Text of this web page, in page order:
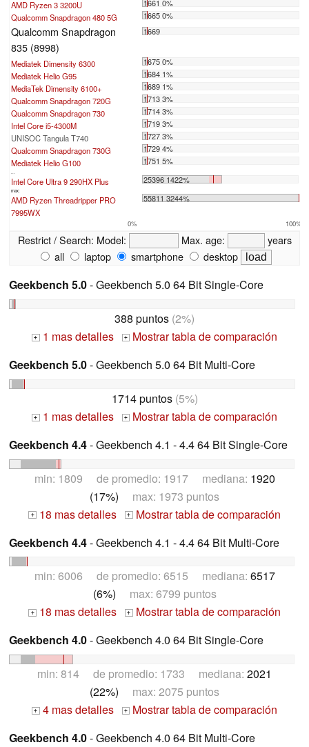
AMD Ryzen 3 3200U
1661 0%
Qualcomm Snapdragon 480 5G
1665 0%
Qualcomm Snapdragon
835 (8998)
1669
Mediatek Dimensity 6300
1675 0%
Mediatek Helio G95
1684 1%
MediaTek Dimensity 6100+
1689 1%
Qualcomm Snapdragon 720G
1713 3%
Qualcomm Snapdragon 730
1714 3%
Intel Core i5-4300M
1719 3%
UNISOC Tangula T740
1727 3%
Qualcomm Snapdragon 730G
1729 4%
Mediatek Helio G100
1751 5%
...
Intel Core Ultra 9 290HX Plus 25396 1422%
max:
AMD Ryzen Threadripper PRO
7995WX
55811 3244%
0% 100%
Restrict / Search: Model: Max. age:
years
all
laptop smartphone desktop
Geekbench 5.0- Geekbench 5.0 64 Bit Single-Core
388 puntos (2%)
+ 1 mas detalles +
Mostrar tabla de comparación
Geekbench 5.0- Geekbench 5.0 64 Bit Multi-Core
1714 puntos(5%)
+ 1 mas detalles +
Mostrar tabla de comparación
Geekbench 4.4- Geekbench 4.1 - 4.4 64 Bit Single-Core
min: 1809 de promedio: 1917 mediana: 1920
(17%) max: 1973 puntos
+ 18 mas detalles + Mostrar tabla de comparación
Geekbench 4.4- Geekbench 4.1 - 4.4 64 Bit Multi-Core
min: 6006 de promedio: 6515 mediana: 6517
(6%) max: 6799 puntos
+ 18 mas detalles + Mostrar tabla de comparación
Geekbench 4.0- Geekbench 4.0 64 Bit Single-Core
min: 814 de promedio: 1733 mediana: 2021
(22%) max: 2075 puntos
+ 4 mas detalles +
Mostrar tabla de comparación
Geekbench 4.0- Geekbench 4.0 64 Bit Multi-Core